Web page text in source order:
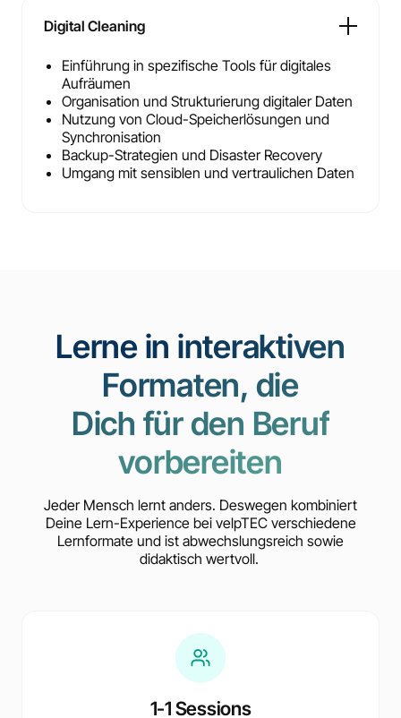
Digital Cleaning
Einführung in spezifische Tools für digitales
Aufräumen
Organisation und Strukturierung digitaler Daten
Nutzung von Cloud-Speicherlösungen und
Synchronisation
Backup-Strategien und Disaster Recovery
Umgang mit sensiblen und vertraulichen Daten
Lerne in interaktiven
Formaten, die
Dich für den Beruf
vorbereiten
Jeder Mensch lernt anders. Deswegen kombiniert
Deine Lern-Experience bei velpTEC verschiedene
Lernformate und ist abwechslungsreich sowie
didaktisch wertvoll.
1-1 Sessions